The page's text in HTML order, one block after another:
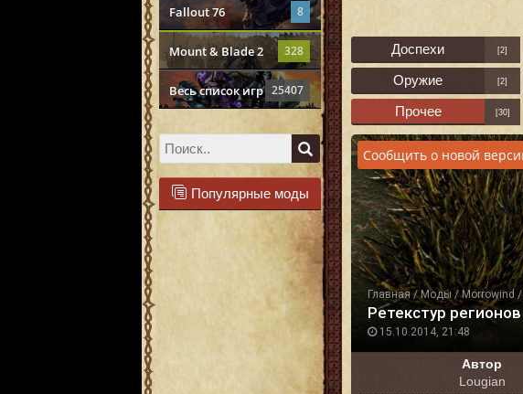
Fallout 76 8
Mount & Blade 2 328
Весь список игр 25407
Популярные моды
Доспехи [2]
Оружие [2]
Прочее [30]
Главная/Моды/Morrowind
15.10.2014, 21:48
Ретекстур
Сообщить о новой
Автор
Lougian